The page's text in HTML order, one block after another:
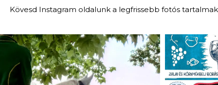
Kövesd Instagram oldalunk a legfrissebb fotós